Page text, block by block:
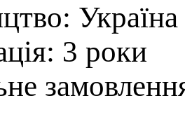
Україна
3 роки